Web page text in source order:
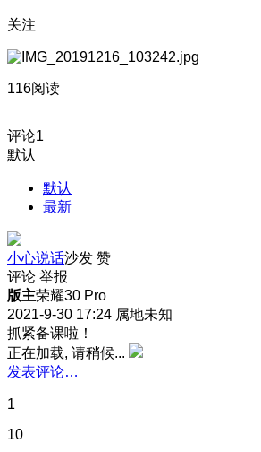
关注
116阅读
评论1
默认
默认
最新
小心说话沙发 赞
评论 举报
版主荣耀30 Pro
2021-9-30 17:24 属地未知
抓紧备课啦！
正在加载, 请稍候...
发表评论…
1
10